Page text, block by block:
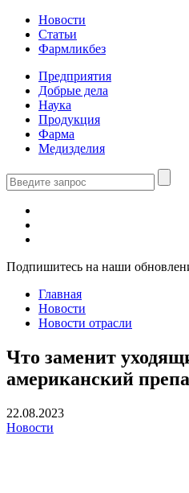
Новости
Статьи
Фармликбез
Предприятия
Добрые дела
Наука
Продукция
Фарма
Медизделия
Подпишитесь на наши
Главная
Новости
Новости отрасли
Что заменит
американский
22.08.2023
Новости